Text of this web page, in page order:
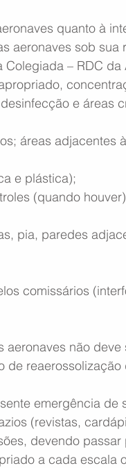
quanto à
aeronaves sob sua
– RDC da
e áreas
áreas adjacentes
e plástica);
(quando
pia, paredes
comissários
não deve
reaerossolização
emergência de
(revistas,
devendo
a cada escala